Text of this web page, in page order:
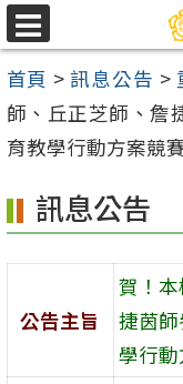
跳
至
主
要
內
區
選
單
首頁 >訊息公告 >
師、丘正芝師、詹
育教學行動方案競
訊息公告
公告主旨
賀！
捷茵
學行動